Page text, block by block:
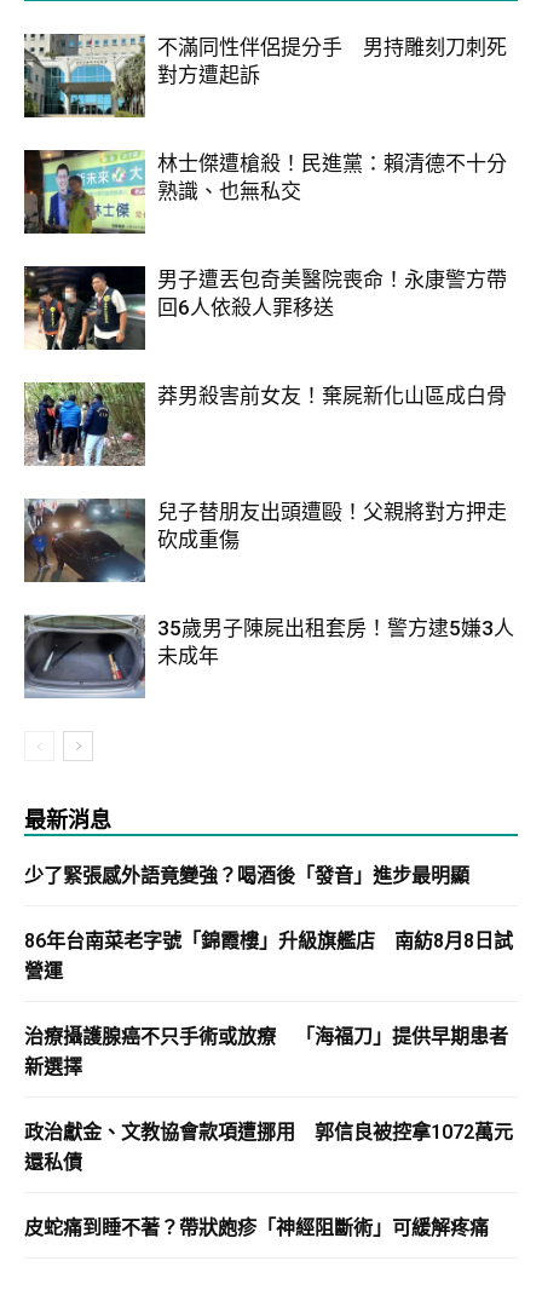
不滿同性伴侶提分手 男持雕刻刀刺死
對方遭起訴
林士傑遭槍殺！民進黨：賴清德不十分
熟識、也無私交
男子遭丟包奇美醫院喪命！永康警方帶
回6人依殺人罪移送
莽男殺害前女友！棄屍新化山區成白骨
兒子替朋友出頭遭毆！父親將對方押走
砍成重傷
35歲男子陳屍出租套房！警方逮5嫌3人
未成年
最新消息
少了緊張感外語竟變強？喝酒後「發音」進步最明顯
86年台南菜老字號「錦霞樓」升級旗艦店 南紡8月8日試
營運
治療攝護腺癌不只手術或放療 「海福刀」提供早期患者
新選擇
政治獻金、文教協會款項遭挪用 郭信良被控拿1072萬元
還私債
皮蛇痛到睡不著？帶狀皰疹「神經阻斷術」可緩解疼痛